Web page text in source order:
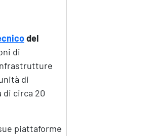
del
di
di
di circa 20
piattaforme